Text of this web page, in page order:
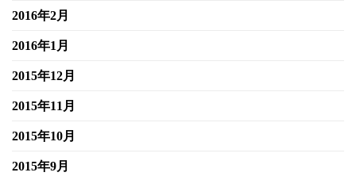
2016年2月
2016年1月
2015年12月
2015年11月
2015年10月
2015年9月